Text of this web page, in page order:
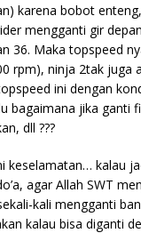
karena bobot
mengganti gir
36. Maka topspeed
rpm), ninja 2tak juga
ini dengan
bagaimana jika ganti
dll ???
keselamatan… kalau
agar Allah SWT
kali mengganti
kalau bisa diganti